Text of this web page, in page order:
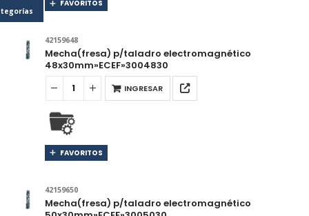
FAVORITOS
42159648
Mecha(fresa) p/taladro electromagnético
48x30mm»ECEF»3004830
INGRESAR
FAVORITOS
42159650
Mecha(fresa) p/taladro electromagnético